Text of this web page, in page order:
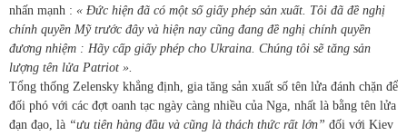
nhấn mạnh : « Đức hiện đã có một số giấy phép sản xuất. Tôi đã đề nghị
chính quyền Mỹ trước đây và hiện nay cũng đang đề nghị chính quyền
đương nhiệm : Hãy cấp giấy phép cho Ukraina. Chúng tôi sẽ tăng sản
lượng tên lửa Patriot ».
Tổng thống Zelensky khẳng định, gia tăng sản xuất số tên lửa đánh chặn để
đối phó với các đợt oanh tạc ngày càng nhiều của Nga, nhất là bằng tên lửa
đạn đạo, là “ưu tiên hàng đầu và cũng là thách thức rất lớn” đối với Kiev